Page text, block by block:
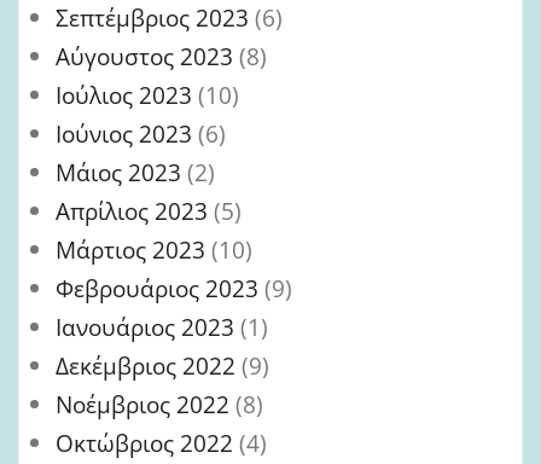
Σεπτέμβριος 2023 (6)
Αύγουστος 2023 (8)
Ιούλιος 2023 (10)
Ιούνιος 2023 (6)
Μάιος 2023 (2)
Απρίλιος 2023 (5)
Μάρτιος 2023 (10)
Φεβρουάριος 2023 (9)
Ιανουάριος 2023 (1)
Δεκέμβριος 2022 (9)
Νοέμβριος 2022 (8)
Οκτώβριος 2022 (4)